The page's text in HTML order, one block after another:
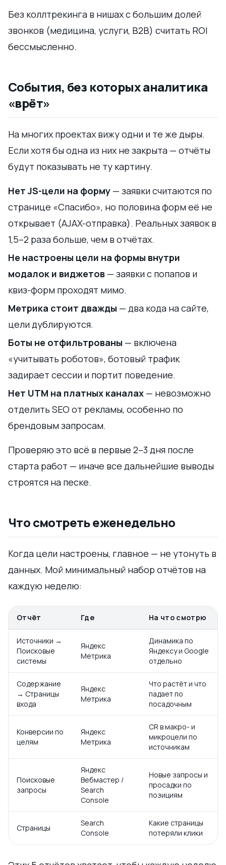
Без коллтрекинга в нишах с большим долей
звонков (медицина, услуги, B2B) считать ROI
бессмысленно.
События, без которых аналитика
«врёт»
На многих проектах вижу одни и те же дыры.
Если хотя бы одна из них не закрыта — отчёты
будут показывать не ту картину.
Нет JS-цели на форму — заявки считаются по
странице «Спасибо», но половина форм её не
открывает (AJAX-отправка). Реальных заявок в
1,5–2 раза больше, чем в отчётах.
Не настроены цели на формы внутри
модалок и виджетов — заявки с попапов и
квиз-форм проходят мимо.
Метрика стоит дважды — два кода на сайте,
цели дублируются.
Боты не отфильтрованы — включена
«учитывать роботов», ботовый трафик
задирает сессии и портит поведение.
Нет UTM на платных каналах — невозможно
отделить SEO от рекламы, особенно по
брендовым запросам.
Проверяю это всё в первые 2–3 дня после
старта работ — иначе все дальнейшие выводы
строятся на песке.
Что смотреть еженедельно
Когда цели настроены, главное — не утонуть в
данных. Мой минимальный набор отчётов на
каждую неделю:
Отчёт Где На что смотрю
Источники →
Поисковые
системы
Яндекс
Метрика
Динамика по
Яндексу и Google
отдельно
Содержание
→ Страницы
входа
Яндекс
Метрика
Что растёт и что
падает по
посадочным
Конверсии по
целям
Яндекс
Метрика
CR в макро- и
микроцели по
источникам
Поисковые
запросы
Яндекс
Вебмастер /
Search
Console
Новые запросы и
просадки по
позициям
Страницы
Search
Console
Какие страницы
потеряли клики